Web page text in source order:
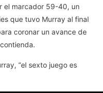
el marcador 59-40, un
que tuvo Murray al final
coronar un avance de
“el sexto juego es